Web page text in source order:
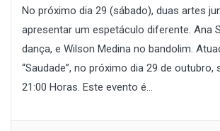
No próximo dia 29 (sábado), duas artes
apresentar um espetáculo diferente. Ana
dança, e Wilson Medina no bandolim.
“Saudade”, no próximo dia 29 de outubro,
21:00 Horas. Este evento é...